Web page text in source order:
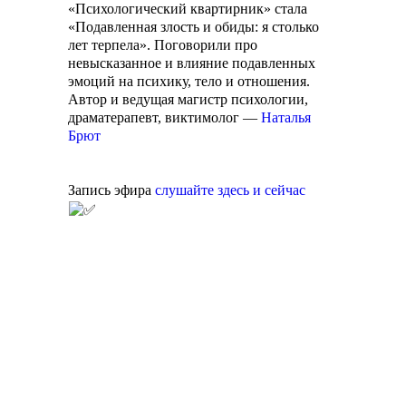
«Психологический квартирник» стала
«Подавленная злость и обиды: я столько
лет терпела». Поговорили про
невысказанное и влияние подавленных
эмоций на психику, тело и отношения.
Автор и ведущая магистр психологии,
драматерапевт, виктимолог — Наталья
Брют
Запись эфира слушайте здесь и сейчас